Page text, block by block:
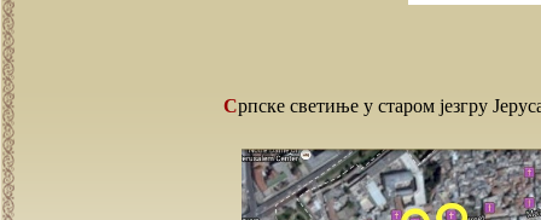
Српске светиње у старом језгру